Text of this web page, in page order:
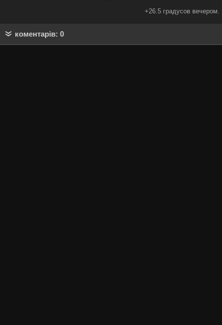
+26.5 градусов вечером.
коментарів: 0